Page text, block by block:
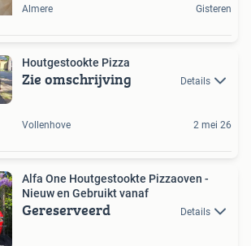
Almere Gisteren
Houtgestookte Pizza
Zie omschrijving Details
Vollenhove 2 mei 26
Alfa One Houtgestookte Pizzaoven -
Nieuw en Gebruikt vanaf
Gereserveerd Details